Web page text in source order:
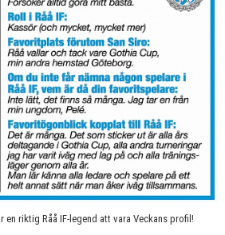
riktig Råå IF-legend att vara Veckans profil!